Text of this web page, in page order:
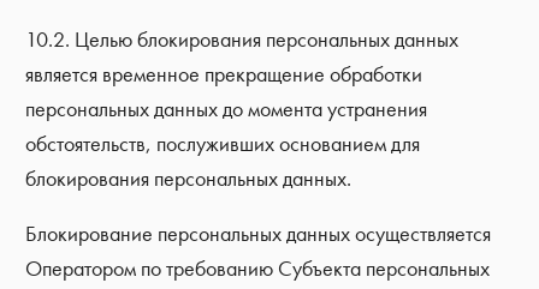
10.2. Целью блокирования персональных данных
является временное прекращение обработки
персональных данных до момента устранения
обстоятельств, послуживших основанием для
блокирования персональных данных.
Блокирование персональных данных осуществляется
Оператором по требованию Субъекта персональных